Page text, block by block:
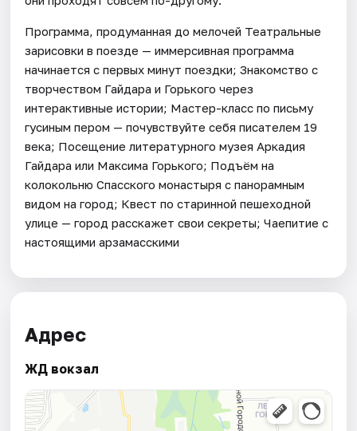
Программа, продуманная до мелочей Театральные
зарисовки в поезде — иммерсивная программа
начинается с первых минут поездки; Знакомство с
творчеством Гайдара и Горького через
интерактивные истории; Мастер-класс по письму
гусиным пером — почувствуйте себя писателем 19
века; Посещение литературного музея Аркадия
Гайдара или Максима Горького; Подъём на
колокольню Спасского монастыря с панорамным
видом на город; Квест по старинной пешеходной
улице — город расскажет свои секреты; Чаепитие с
настоящими арзамасскими
Адрес
ЖД вокзал